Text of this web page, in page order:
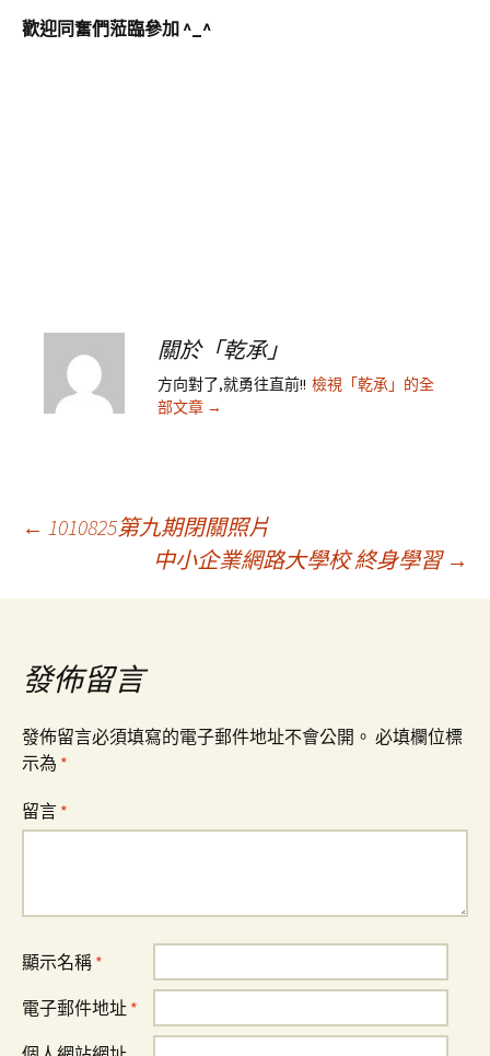
歡迎同奮們蒞臨參加 ^_^
關於「乾承」
方向對了,就勇往直前!! 檢視「乾承」的全
部文章 →
文
章
導
覽
← 1010825第九期閉關照片
中小企業網路大學校 終身學習 →
發佈留言
發佈留言必須填寫的電子郵件地址不會公開。 必填欄位標
示為 *
留言 *
顯示名稱 *
電子郵件地址 *